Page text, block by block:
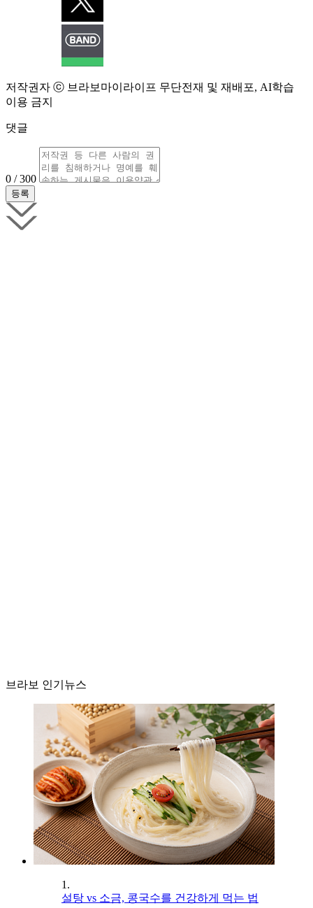
저작권자 ⓒ 브라보마이라이프 무단전재 및 재배포, AI학습
이용 금지
댓글
0 / 300
브라보 인기뉴스
1.
설탕 vs 소금, 콩국수를 건강하게 먹는 법